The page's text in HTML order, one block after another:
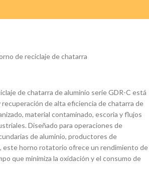
de reciclaje de chatarra
de chatarra de aluminio serie GDR-C está
recuperación de alta eficiencia de chatarra de
material contaminado, escoria y flujos
Diseñado para operaciones de
de aluminio, productores de
este horno rotatorio ofrece un rendimiento de
que minimiza la oxidación y el consumo de